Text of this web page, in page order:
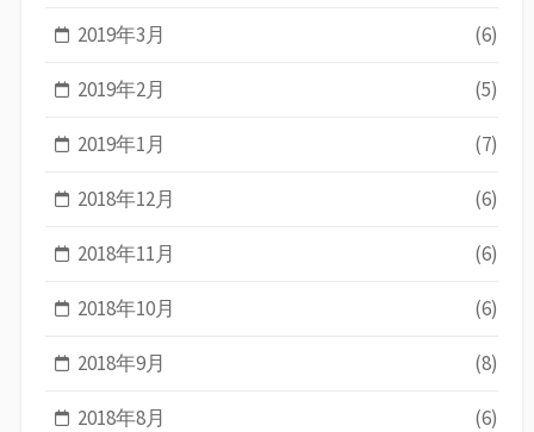
2019年3月 (6)
2019年2月 (5)
2019年1月 (7)
2018年12月 (6)
2018年11月 (6)
2018年10月 (6)
2018年9月 (8)
2018年8月 (6)